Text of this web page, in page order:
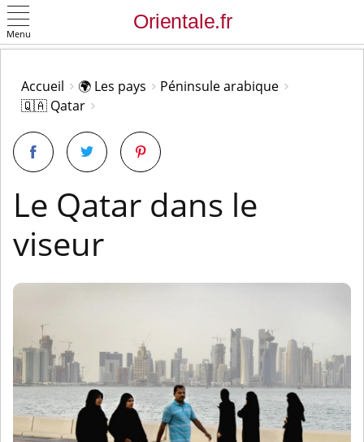
Menu
Accueil 🌍 Les pays
Péninsule arabique
🇶🇦 Qatar
Le Qatar dans le
viseur